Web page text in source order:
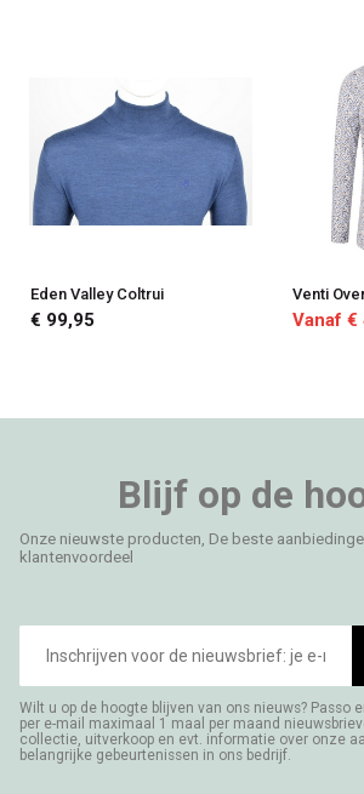
Eden Valley Coltrui
€ 99,95
Venti
Vanaf €
Blijf op de
Onze nieuwste producten, De beste
klantenvoordeel
mailadres
Wilt u op de hoogte blijven van ons nieuws? Passo
per e-mail maximaal 1 maal per maand
collectie, uitverkoop en evt. informatie over onze
belangrijke gebeurtenissen in ons bedrijf.